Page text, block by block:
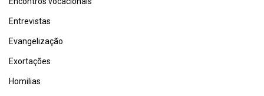
Entrevistas
Evangelização
Exortações
Homilias